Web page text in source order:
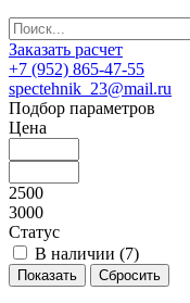
Заказать расчет
+7 (952) 865-47-55
spectehnik_23@mail.ru
Подбор параметров
Цена
2500
3000
Статус
В наличии (7)